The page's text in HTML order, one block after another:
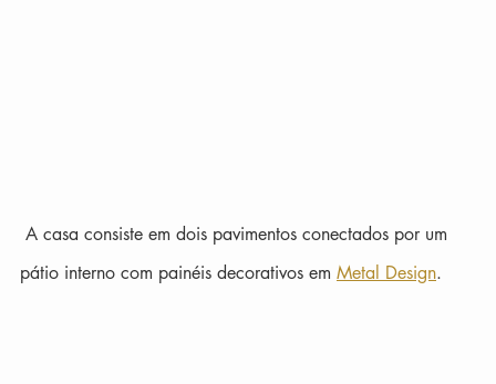
pátio interno com painéis decorativos em Metal Design.